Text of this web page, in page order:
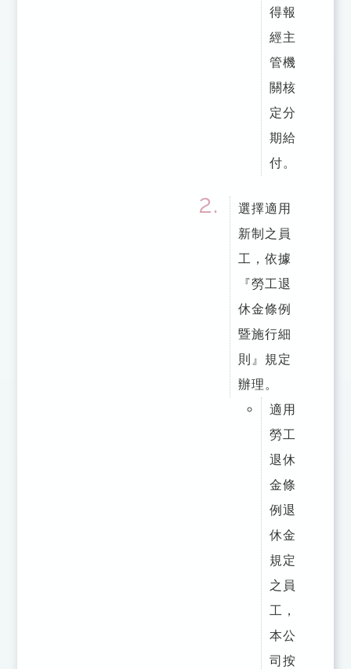
得報
經主
管機
關核
定分
期給
付。
選擇適用
新制之員
工，依據
『勞工退
休金條例
暨施行細
則』規定
辦理。
適用
勞工
退休
金條
例退
休金
規定
之員
工，
本公
司按